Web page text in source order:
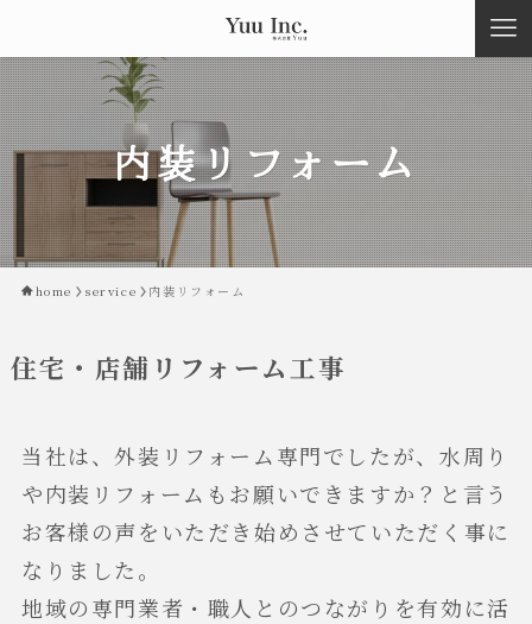
内装リフォーム
home service 内装リフォーム
住宅・店舗リフォーム工事
当社は、外装リフォーム専門でしたが、水周り
や内装リフォームもお願いできますか？と言う
お客様の声をいただき始めさせていただく事に
なりました。
地域の専門業者・職人とのつながりを有効に活